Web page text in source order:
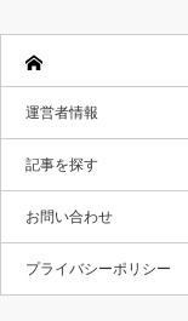
運営者情報
記事を探す
お問い合わせ
プライバシーポリシー